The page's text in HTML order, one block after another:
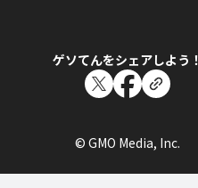
ゲソてんをシェアしよう！
© GMO Media, Inc.